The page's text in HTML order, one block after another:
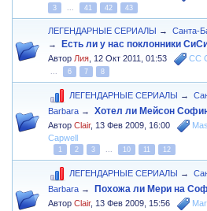
3
41 42 43
ЛЕГЕНДАРНЫЕ СЕРИАЛЫ →
Санта-
→
Есть ли у нас поклонники
Автор Лия 12 Окт 2011, 01:53 CC
6 7 8
ЛЕГЕНДАРНЫЕ СЕРИАЛЫ →
Barbara → Хотел ли Мейсон
АвторClair, 13 Фев 2009, 16:00
Capwell
1 2 3 10 11 12
ЛЕГЕНДАРНЫЕ СЕРИАЛЫ →
Barbara → Похожа ли Мери на
АвторClair, 13 Фев 2009, 15:56